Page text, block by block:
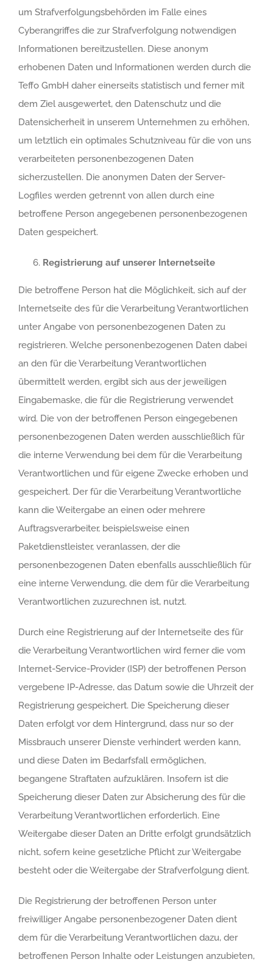
um Strafverfolgungsbehörden im Falle eines
Cyberangriffes die zur Strafverfolgung notwendigen
Informationen bereitzustellen. Diese anonym
erhobenen Daten und Informationen werden durch die
Teffo GmbH daher einerseits statistisch und ferner mit
dem Ziel ausgewertet, den Datenschutz und die
Datensicherheit in unserem Unternehmen zu erhöhen,
um letztlich ein optimales Schutzniveau für die von uns
verarbeiteten personenbezogenen Daten
sicherzustellen. Die anonymen Daten der Server-
Logfiles werden getrennt von allen durch eine
betroffene Person angegebenen personenbezogenen
Daten gespeichert.
Registrierung auf unserer Internetseite
Die betroffene Person hat die Möglichkeit, sich auf der
Internetseite des für die Verarbeitung Verantwortlichen
unter Angabe von personenbezogenen Daten zu
registrieren. Welche personenbezogenen Daten dabei
an den für die Verarbeitung Verantwortlichen
übermittelt werden, ergibt sich aus der jeweiligen
Eingabemaske, die für die Registrierung verwendet
wird. Die von der betroffenen Person eingegebenen
personenbezogenen Daten werden ausschließlich für
die interne Verwendung bei dem für die Verarbeitung
Verantwortlichen und für eigene Zwecke erhoben und
gespeichert. Der für die Verarbeitung Verantwortliche
kann die Weitergabe an einen oder mehrere
Auftragsverarbeiter, beispielsweise einen
Paketdienstleister, veranlassen, der die
personenbezogenen Daten ebenfalls ausschließlich für
eine interne Verwendung, die dem für die Verarbeitung
Verantwortlichen zuzurechnen ist, nutzt.
Durch eine Registrierung auf der Internetseite des für
die Verarbeitung Verantwortlichen wird ferner die vom
Internet-Service-Provider (ISP) der betroffenen Person
vergebene IP-Adresse, das Datum sowie die Uhrzeit der
Registrierung gespeichert. Die Speicherung dieser
Daten erfolgt vor dem Hintergrund, dass nur so der
Missbrauch unserer Dienste verhindert werden kann,
und diese Daten im Bedarfsfall ermöglichen,
begangene Straftaten aufzuklären. Insofern ist die
Speicherung dieser Daten zur Absicherung des für die
Verarbeitung Verantwortlichen erforderlich. Eine
Weitergabe dieser Daten an Dritte erfolgt grundsätzlich
nicht, sofern keine gesetzliche Pflicht zur Weitergabe
besteht oder die Weitergabe der Strafverfolgung dient.
Die Registrierung der betroffenen Person unter
freiwilliger Angabe personenbezogener Daten dient
dem für die Verarbeitung Verantwortlichen dazu, der
betroffenen Person Inhalte oder Leistungen anzubieten,